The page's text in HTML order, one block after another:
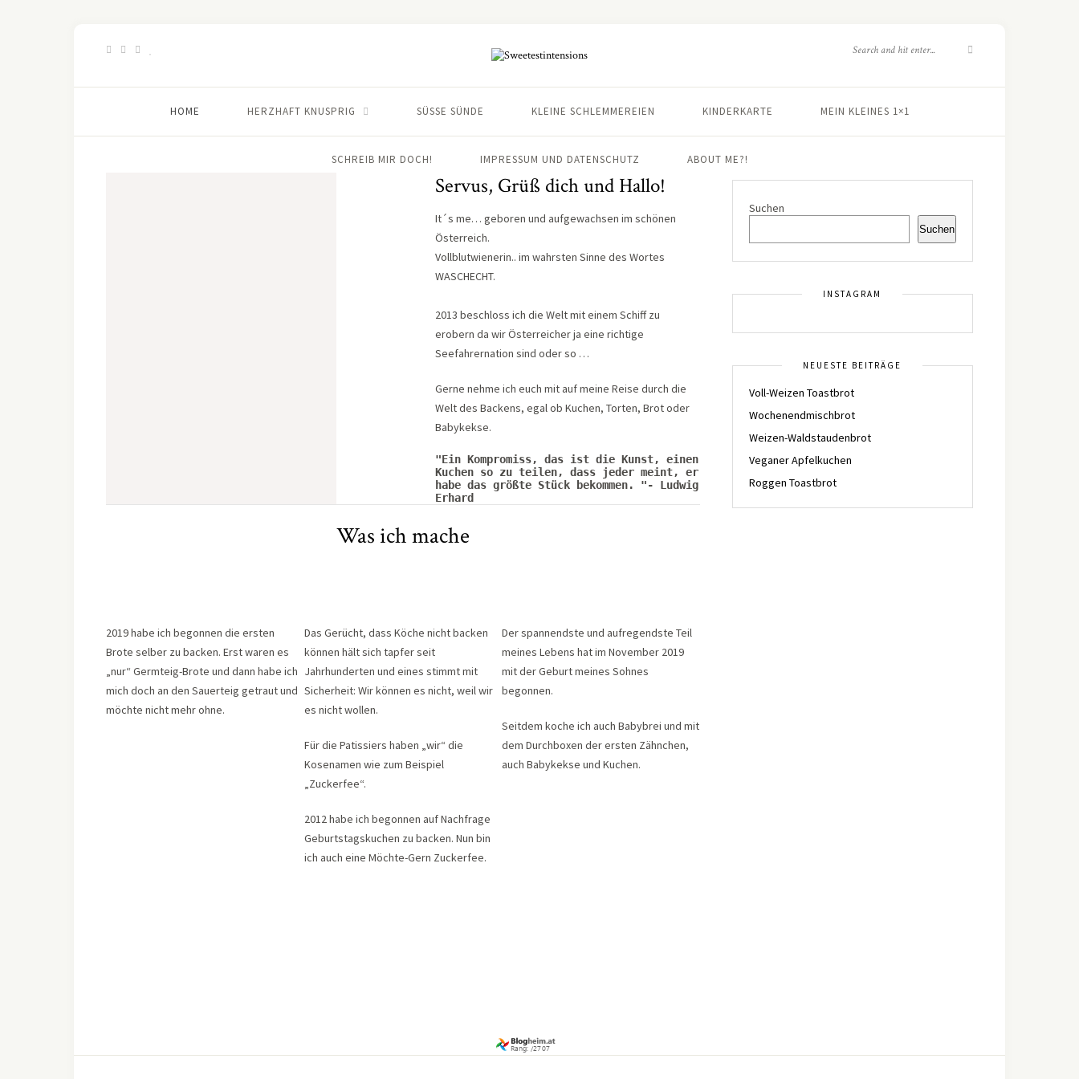
HOME HERZHAFT KNUSPRIG SÜSSE SÜNDE KLEINE SCHLEMMEREIEN KINDERKARTE MEIN KLEINES 1×1
SCHREIB MIR DOCH! IMPRESSUM UND DATENSCHUTZ ABOUT ME?!
Servus, Grüß dich und Hallo!
It´s me… geboren und aufgewachsen im schönen
Österreich.
Vollblutwienerin.. im wahrsten Sinne des Wortes
WASCHECHT.
2013 beschloss ich die Welt mit einem Schiff zu
erobern da wir Österreicher ja eine richtige
Seefahrernation sind oder so …
Gerne nehme ich euch mit auf meine Reise durch die
Welt des Backens, egal ob Kuchen, Torten, Brot oder
Babykekse.
"Ein Kompromiss, das ist die Kunst, einen
Kuchen so zu teilen, dass jeder meint, er
habe das größte Stück bekommen. "- Ludwig
Erhard
Was ich mache
2019 habe ich begonnen die ersten
Brote selber zu backen. Erst waren es
„nur“ Germteig-Brote und dann habe ich
mich doch an den Sauerteig getraut und
möchte nicht mehr ohne.
Das Gerücht, dass Köche nicht backen
können hält sich tapfer seit
Jahrhunderten und eines stimmt mit
Sicherheit: Wir können es nicht, weil wir
es nicht wollen.
Für die Patissiers haben „wir“ die
Kosenamen wie zum Beispiel
„Zuckerfee“.
2012 habe ich begonnen auf Nachfrage
Geburtstagskuchen zu backen. Nun bin
ich auch eine Möchte-Gern Zuckerfee.
Der spannendste und aufregendste Teil
meines Lebens hat im November 2019
mit der Geburt meines Sohnes
begonnen.
Seitdem koche ich auch Babybrei und mit
dem Durchboxen der ersten Zähnchen,
auch Babykekse und Kuchen.
Suchen
Suchen
INSTAGRAM
NEUESTE BEITRÄGE
Voll-Weizen Toastbrot
Wochenendmischbrot
Weizen-Waldstaudenbrot
Veganer Apfelkuchen
Roggen Toastbrot